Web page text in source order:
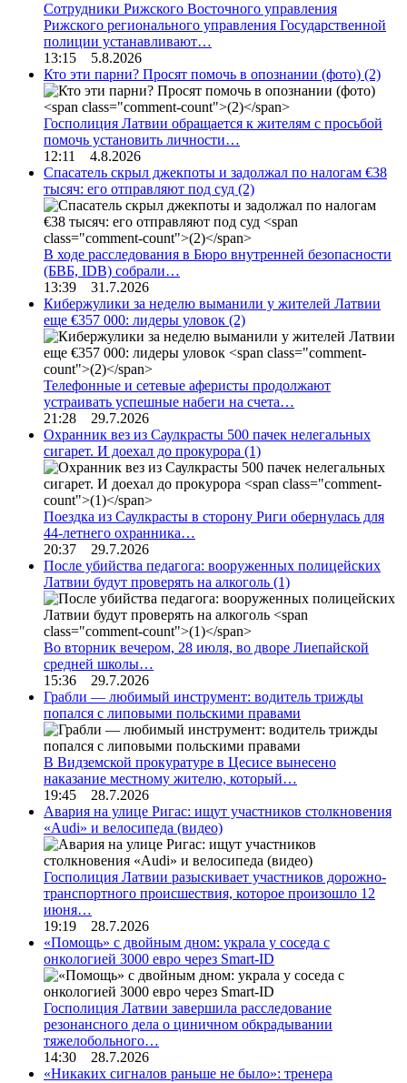
Сотрудники Рижского Восточного управления
Рижского регионального управления Государственной
полиции устанавливают…
13:15 5.8.2026
Кто эти парни? Просят помочь в опознании (фото) (2)
Госполиция Латвии обращается к жителям с просьбой
помочь установить личности…
12:11 4.8.2026
Спасатель скрыл джекпоты и задолжал по налогам €38
тысяч: его отправляют под суд (2)
В ходе расследования в Бюро внутренней безопасности
(БВБ, IDB) собрали…
13:39 31.7.2026
Кибержулики за неделю выманили у жителей Латвии
еще €357 000: лидеры уловок (2)
Телефонные и сетевые аферисты продолжают
устраивать успешные набеги на счета…
21:28 29.7.2026
Охранник вез из Саулкрасты 500 пачек нелегальных
сигарет. И доехал до прокурора (1)
Поездка из Саулкрасты в сторону Риги обернулась для
44-летнего охранника…
20:37 29.7.2026
После убийства педагога: вооруженных полицейских
Латвии будут проверять на алкоголь (1)
Во вторник вечером, 28 июля, во дворе Лиепайской
средней школы…
15:36 29.7.2026
Грабли — любимый инструмент: водитель трижды
попался с липовыми польскими правами
В Видземской прокуратуре в Цесисе вынесено
наказание местному жителю, который…
19:45 28.7.2026
Авария на улице Ригас: ищут участников столкновения
«Audi» и велосипеда (видео)
Госполиция Латвии разыскивает участников дорожно-
транспортного происшествия, которое произошло 12
июня…
19:19 28.7.2026
«Помощь» с двойным дном: украла у соседа с
онкологией 3000 евро через Smart-ID
Госполиция Латвии завершила расследование
резонансного дела о циничном обкрадывании
тяжелобольного…
14:30 28.7.2026
«Никаких сигналов раньше не было»: тренера